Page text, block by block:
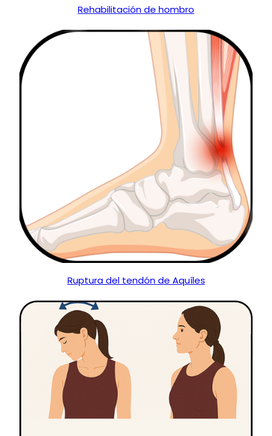
Rehabilitación de hombro
Ruptura del tendón de Aquíles